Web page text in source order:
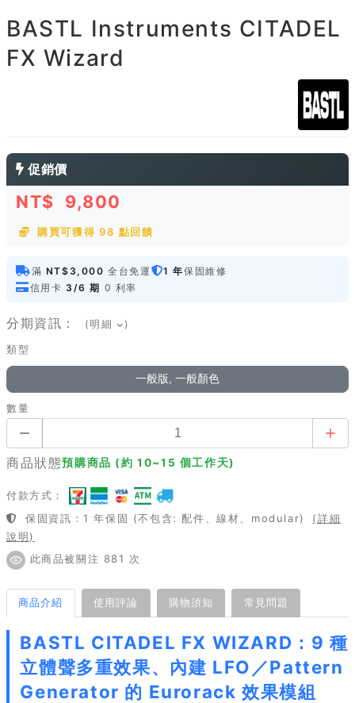
BASTL Instruments CITADEL
FX Wizard
促銷價
NT$ 9,800
購買可獲得 98 點回饋
滿 NT$3,000 全台免運 1 年保固維修
信用卡 3/6 期 0 利率
分期資訊： (明細 )
類型
一般版, 一般顏色
數量
商品狀態預購商品 (約 10~15 個工作天)
付款方式：
保固資訊：1 年保固 (不包含: 配件、線材、modular)
(詳細
說明)
此商品被關注 881 次
商品介紹 使用評論 購物須知 常見問題
BASTL CITADEL FX WIZARD：9 種
立體聲多重效果、內建 LFO／Pattern
Generator 的 Eurorack 效果模組